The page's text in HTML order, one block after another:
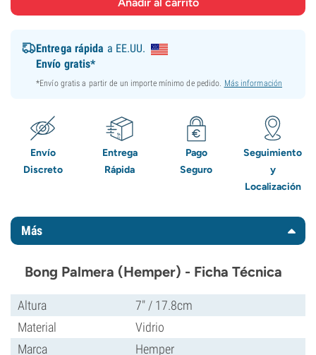
Entrega rápida a EE.UU.
Envío gratis*
*Envío gratis a partir de un importe mínimo de pedido. Más información
Envío
Discreto
Entrega
Rápida
Pago
Seguro
Seguimiento
y
Localización
Más
Bong Palmera (Hemper) - Ficha Técnica
Altura
7" / 17.8cm
Material
Vidrio
Marca
Hemper